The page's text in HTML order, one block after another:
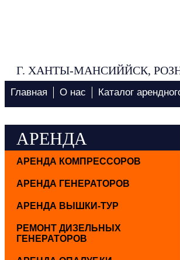
Г. ХАНТЫ-МАНСИЙЙСК,
Главная О нас Каталог
АРЕНДА
АРЕНДА КОМПРЕССОРОВ
АРЕНДА ГЕНЕРАТОРОВ
АРЕНДА ВЫШКИ-ТУР
РЕМОНТ ДИЗЕЛЬНЫХ
ГЕНЕРАТОРОВ